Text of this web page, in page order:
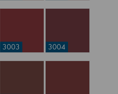
3003 3004